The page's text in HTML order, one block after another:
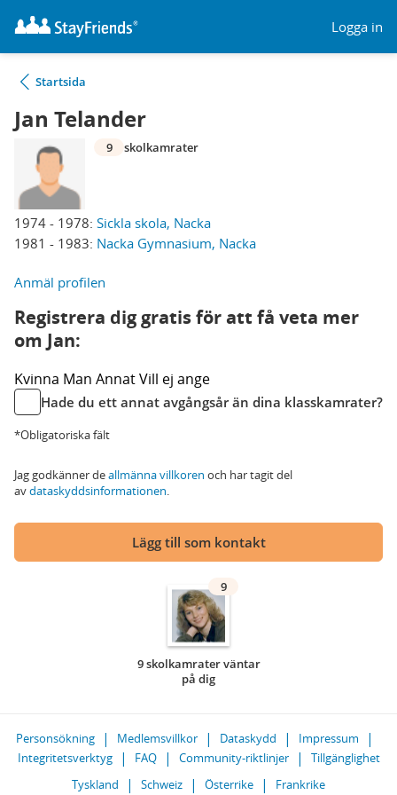
Logga in
Startsida
Jan Telander
1974 - 1978: Sickla skola, Nacka
1981 - 1983: Nacka Gymnasium, Nacka
9 skolkamrater
Anmäl profilen
Registrera dig gratis för att få veta mer
om Jan:
Kvinna Man AnnatVill ej ange
Hade du ett annat avgångsår än dina klasskamrater?
*Obligatoriska fält
Jag godkänner deallmänna villkoren och har tagit del
avdataskyddsinformationen.
Lägg till som kontakt
9
9 skolkamrater väntar
på dig
Personsökning Medlemsvillkor Dataskydd
Impressum
Integritetsverktyg
FAQ Community-riktlinjer
Tillgänglighet
Tyskland
Schweiz Österrike Frankrike